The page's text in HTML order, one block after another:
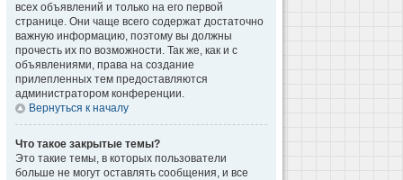
всех объявлений и только на его первой
странице. Они чаще всего содержат достаточно
важную информацию, поэтому вы должны
прочесть их по возможности. Так же, как и с
объявлениями, права на создание
прилепленных тем предоставляются
администратором конференции.
Вернуться к началу
Что такое закрытые темы?
Это такие темы, в которых пользователи
больше не могут оставлять сообщения, и все